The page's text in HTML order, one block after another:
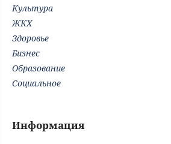
Культура
ЖКХ
Здоровье
Бизнес
Образование
Социальное
Информация